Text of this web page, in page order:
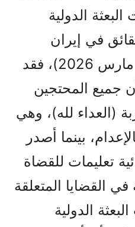
الدولية
في إيران
(A/HRC/61/60، 11 مارس 2026)، فقد
جميع المحتجين
(العداء لله)، وهي
بينما أصدر
تعليمات للقضاة
القضايا المتعلقة
الدولية